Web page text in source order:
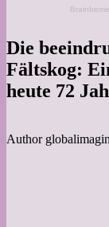
Die
Fältskog:
heute 72
Author